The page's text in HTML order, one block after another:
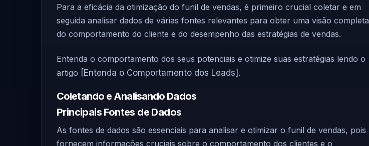
Para a eficácia da otimização do funil de vendas, é primeiro crucial coletar e em
seguida analisar dados de várias fontes relevantes para obter uma visão completa
do comportamento do cliente e do desempenho das estratégias de vendas.
Entenda o comportamento dos seus potenciais e otimize suas estratégias lendo o
artigo
[Entenda o Comportamento dos Leads] .
Coletando e Analisando Dados
Principais Fontes de Dados
As fontes de dados são essenciais para analisar e otimizar o funil de vendas, pois
fornecem informações cruciais sobre o comportamento dos clientes e o